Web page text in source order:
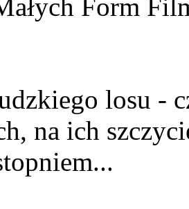
Form
losu -
na ich